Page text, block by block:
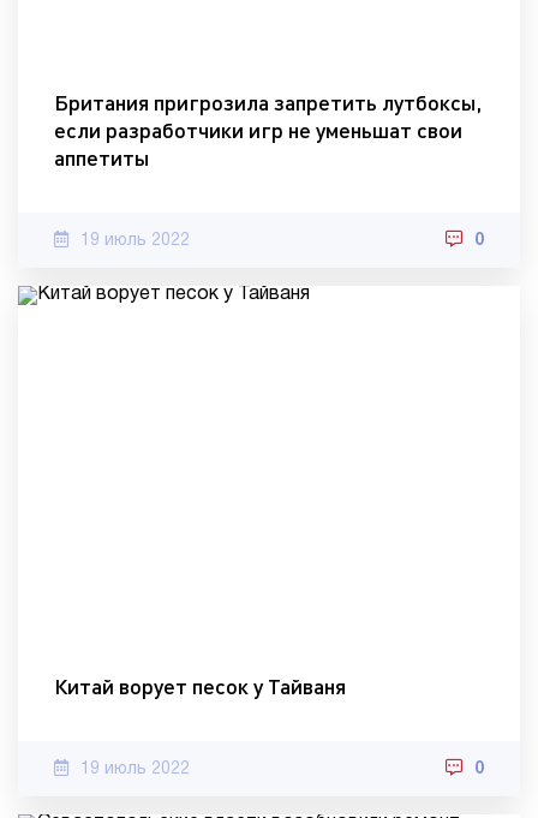
Британия пригрозила запретить лутбоксы,
если разработчики игр не уменьшат свои
аппетиты
19 июль 2022 0
Китай ворует песок у Тайваня
19 июль 2022 0